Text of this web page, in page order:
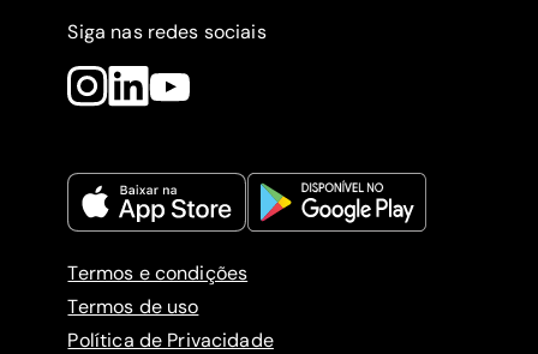
Siga nas redes sociais
Termos e condições
Termos de uso
Política de Privacidade